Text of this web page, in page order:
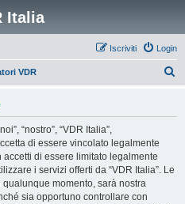
Italia
Login
Iscriviti
VDR
“nostro”, “VDR Italia”,
di essere vincolato legalmente
di essere limitato legalmente
i servizi offerti da “VDR Italia”. Le
momento, sarà nostra
sia opportuno controllare con